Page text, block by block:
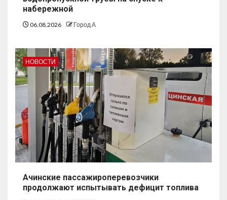
набережной
06.08.2026 Город А
НОВОСТИ
Ачинские пассажироперевозчики
продолжают испытывать дефицит топлива